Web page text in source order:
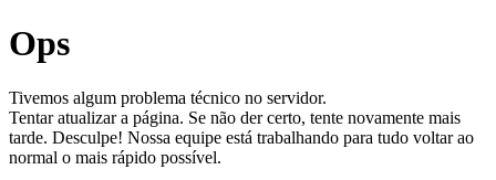
Ops
Tivemos algum problema técnico no servidor.
Tentar atualizar a página. Se não der certo, tente novamente mais
tarde. Desculpe! Nossa equipe está trabalhando para tudo voltar ao
normal o mais rápido possível.